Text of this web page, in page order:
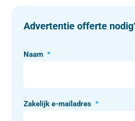
Advertentie offerte
Naam *
Zakelijk e-mailadres *